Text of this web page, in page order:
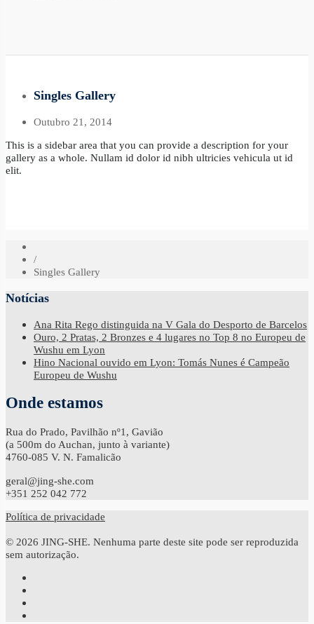
Singles Gallery
Outubro 21, 2014
This is a sidebar area that you can provide a description for your
gallery as a whole. Nullam id dolor id nibh ultricies vehicula ut id
elit.
/
Singles Gallery
Notícias
Ana Rita Rego distinguida na V Gala do Desporto de Barcelos
Ouro, 2 Pratas, 2 Bronzes e 4 lugares no Top 8 no Europeu de
Wushu em Lyon
Hino Nacional ouvido em Lyon: Tomás Nunes é Campeão
Europeu de Wushu
Onde estamos
Rua do Prado, Pavilhão nº1, Gavião
(a 500m do Auchan, junto à variante)
4760-085 V. N. Famalicão
geral@jing-she.com
+351 252 042 772
Política de privacidade
© 2026 JING-SHE. Nenhuma parte deste site pode ser reproduzida
sem autorização.